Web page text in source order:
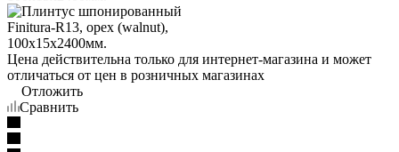
Цена действительна только для интернет-магазина и может
отличаться от цен в розничных магазинах
Отложить
Сравнить